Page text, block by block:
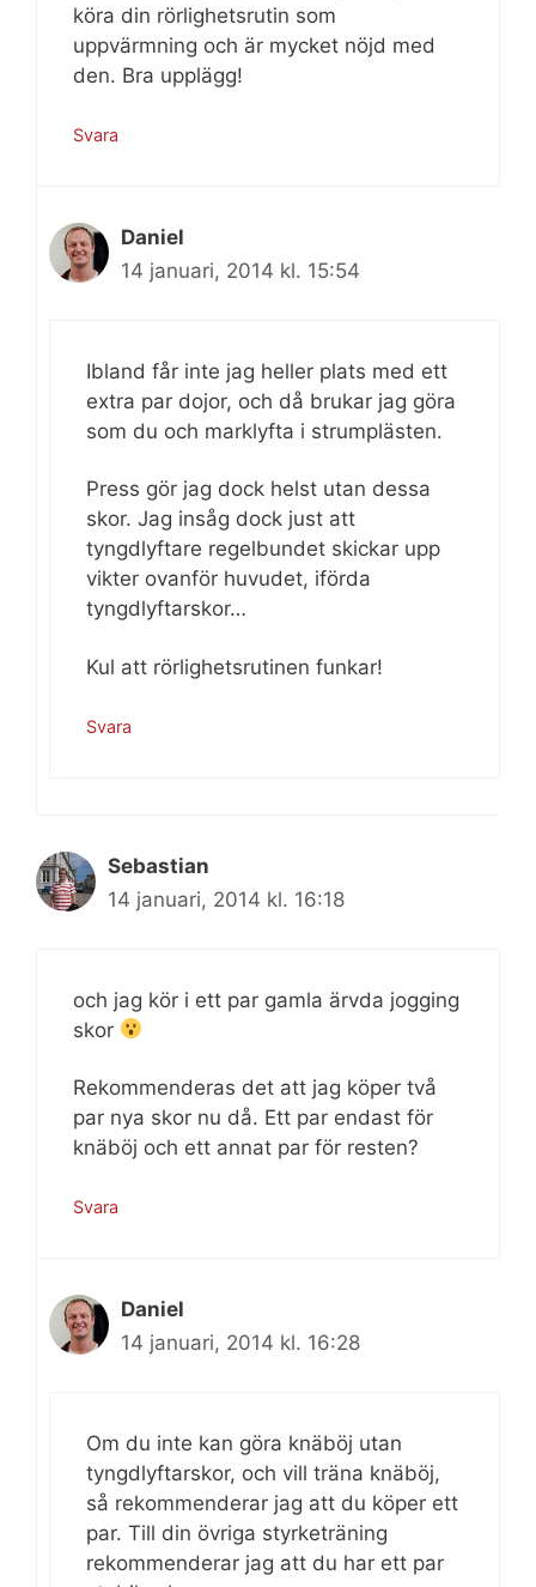
köra din rörlighetsrutin som
uppvärmning och är mycket nöjd med
den. Bra upplägg!
Svara
Daniel
14 januari, 2014 kl. 15:54
Ibland får inte jag heller plats med ett
extra par dojor, och då brukar jag göra
som du och marklyfta i strumplästen.
Press gör jag dock helst utan dessa
skor. Jag insåg dock just att
tyngdlyftare regelbundet skickar upp
vikter ovanför huvudet, iförda
tyngdlyftarskor…
Kul att rörlighetsrutinen funkar!
Svara
Sebastian
14 januari, 2014 kl. 16:18
och jag kör i ett par gamla ärvda jogging
skor
Rekommenderas det att jag köper två
par nya skor nu då. Ett par endast för
knäböj och ett annat par för resten?
Svara
Daniel
14 januari, 2014 kl. 16:28
Om du inte kan göra knäböj utan
tyngdlyftarskor, och vill träna knäböj,
så rekommenderar jag att du köper ett
par. Till din övriga styrketräning
rekommenderar jag att du har ett par